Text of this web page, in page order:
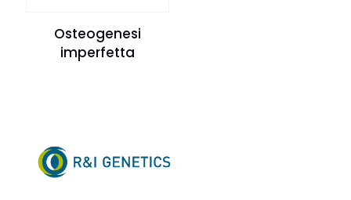
Osteogenesi
imperfetta